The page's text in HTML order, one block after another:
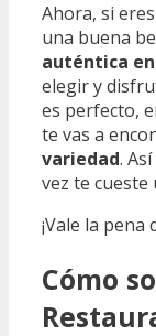
Ahora, si
una buena
auténtica
elegir y
es perfecto,
te vas a
variedad.
vez te cueste
¡Vale la
Cómo